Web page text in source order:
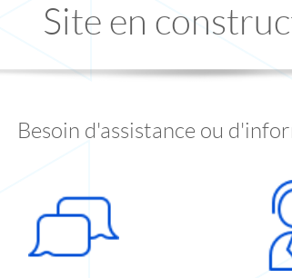
Site en
Besoin d'assistance ou